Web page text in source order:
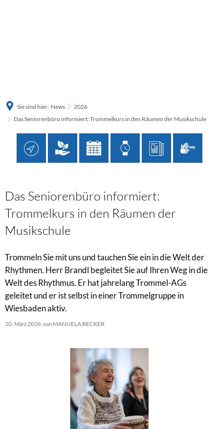
Sie sind hier: News
2026
Das Seniorenbüro informiert: Trommelkurs in den Räumen der Musikschule
Das Seniorenbüro informiert:
Trommelkurs in den Räumen der
Musikschule
Trommeln Sie mit uns und tauchen Sie ein in die Welt der
Rhythmen. Herr Brandl begleitet Sie auf Ihren Weg in die
Welt des Rhythmus. Er hat jahrelang Trommel-AGs
geleitet und er ist selbst in einer Trommelgruppe in
Wiesbaden aktiv.
20. März 2026 von MANUELA BECKER